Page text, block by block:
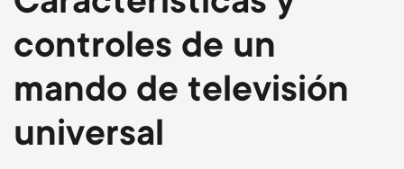
controles de un
mando de televisión
universal